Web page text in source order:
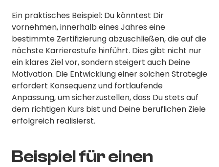
Ein praktisches Beispiel: Du könntest Dir
vornehmen, innerhalb eines Jahres eine
bestimmte Zertifizierung abzuschließen, die auf die
nächste Karrierestufe hinführt. Dies gibt nicht nur
ein klares Ziel vor, sondern steigert auch Deine
Motivation. Die Entwicklung einer solchen Strategie
erfordert Konsequenz und fortlaufende
Anpassung, um sicherzustellen, dass Du stets auf
dem richtigen Kurs bist und Deine beruflichen Ziele
erfolgreich realisierst.
Beispiel für einen